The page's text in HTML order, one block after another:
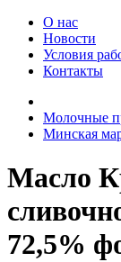
О нас
Новости
Условия
Контакты
Молочные
Минская
Масло
72,5%